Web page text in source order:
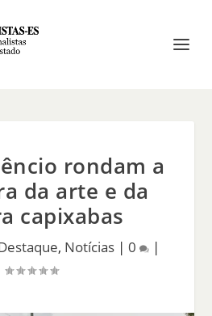
rondam a
da arte e da
capixabas
, Notícias | 0 |